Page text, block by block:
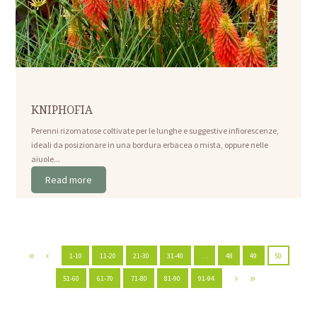
KNIPHOFIA
Perenni rizomatose coltivate per le lunghe e suggestive infiorescenze,
ideali da posizionare in una bordura erbacea o mista, oppure nelle
aiuole...
Read more
1-10 11-20 21-30 31-40 … 48 49 50
51-60 61-70 71-80 81-90 91-94